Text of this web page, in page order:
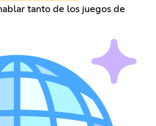
tanto de los juegos de